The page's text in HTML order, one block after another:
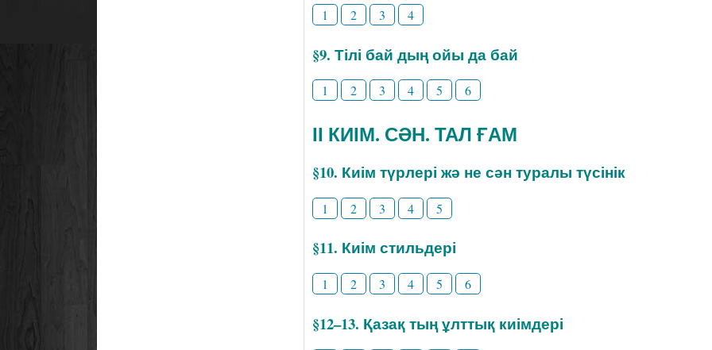
1 2 3 4
§9. Тілі бай дың ойы да бай
1 2 3 4 5 6
ІІ КИІМ. СӘН. ТАЛ ҒАМ
§10. Киім түрлері жә не сән туралы түсінік
1 2 3 4 5
§11. Киім стильдері
1 2 3 4 5 6
§12–13. Қазақ тың ұлттық киімдері